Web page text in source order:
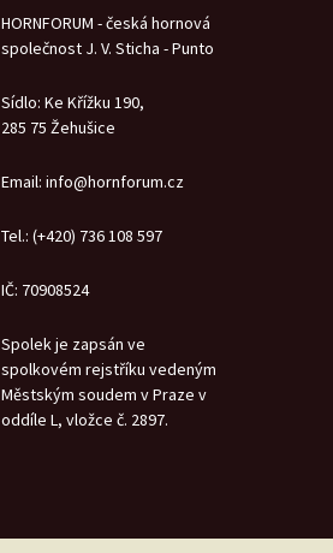
HORNFORUM - česká hornová
společnost J. V. Sticha - Punto
Sídlo: Ke Křížku 190,
285 75 Žehušice
Email: info@hornforum.cz
Tel.: (+420) 736 108 597
IČ: 70908524
Spolek je zapsán ve
spolkovém rejstříku vedeným
Městským soudem v Praze v
oddíle L, vložce č. 2897.